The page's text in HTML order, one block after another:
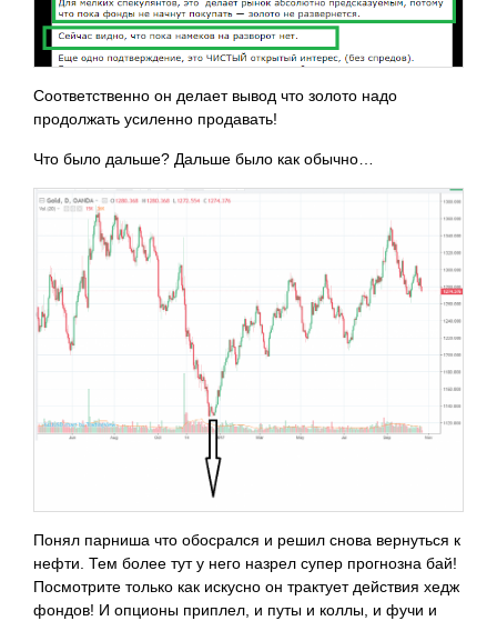
Соответственно он делает вывод что золото надо
продолжать усиленно продавать!
Что было дальше? Дальше было как обычно…
Понял парниша что обосрался и решил снова вернуться к
нефти. Тем более тут у него назрел супер прогнозна бай!
Посмотрите только как искусно он трактует действия хедж
фондов! И опционы приплел, и путы и коллы, и фучи и